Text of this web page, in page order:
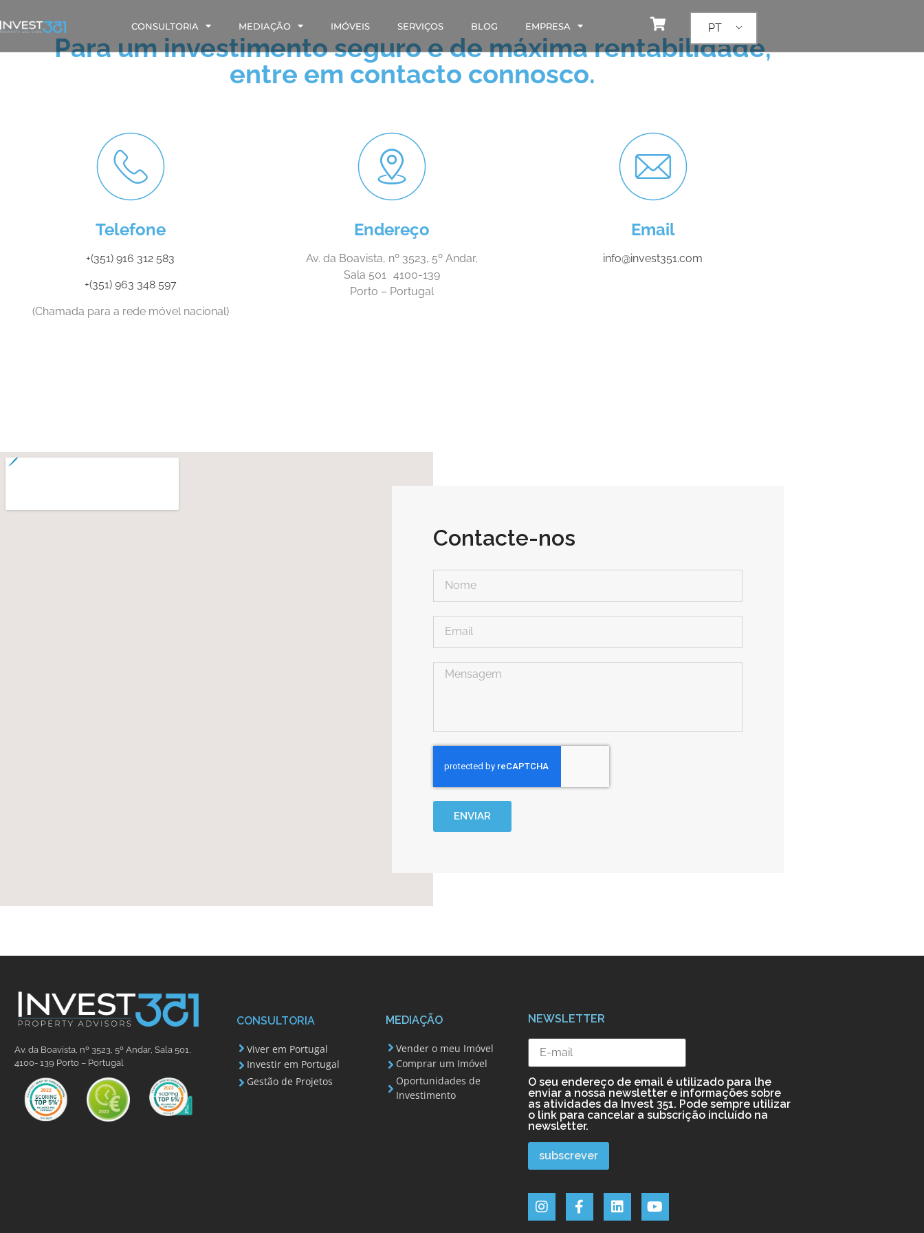
CONSULTORIA MEDIAÇÃO IMÓVEIS SERVIÇOS BLOG EMPRESA PT
Para um investimento seguro e de máxima rentabilidade,
entre em contacto connosco.
Telefone
+(351) 916 312 583
+(351) 963 348 597
(Chamada para a rede móvel nacional)
Endereço
Av. da Boavista, nº 3523, 5º Andar,
Sala 501 4100-139
Porto – Portugal
Email
info@invest351.com
Contacte-nos
ENVIAR
Av. da Boavista, nº 3523, 5º Andar, Sala 501,
4100- 139 Porto – Portugal
CONSULTORIA
Viver em Portugal
Investir em Portugal
Gestão de Projetos
MEDIAÇÃO
Vender o meu Imóvel
Comprar um Imóvel
Oportunidades de
Investimento
NEWSLETTER
O seu endereço de email é utilizado para lhe
enviar a nossa newsletter e informações sobre
as atividades da Invest 351. Pode sempre utilizar
o link para cancelar a subscrição incluído na
newsletter.